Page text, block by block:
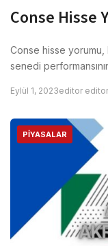
Conse Hisse
Conse hisse yorumu,
senedi
Eylül 1, 2023editor editor
PIYASALAR